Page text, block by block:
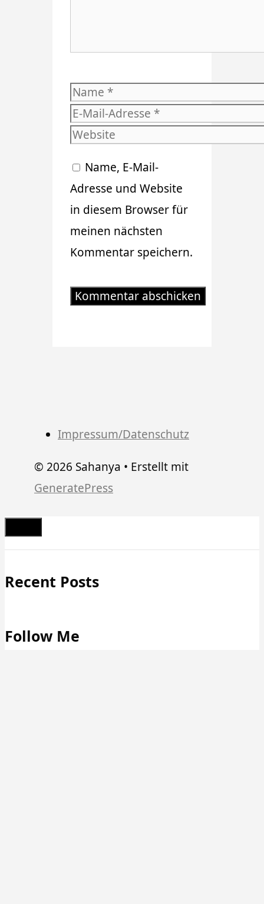
Name
E-
Mail-
Website
Name, E-Mail-
Adresse und Website
in diesem Browser für
meinen nächsten
Kommentar speichern.
Impressum/Datenschutz
© 2026 Sahanya • Erstellt mit
GeneratePress
Schließen
Recent Posts
Follow Me